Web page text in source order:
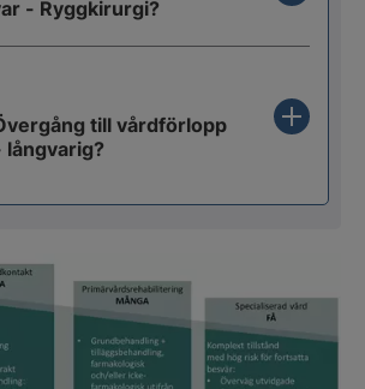
- Ryggkirurgi?
till vårdförlopp
långvarig?